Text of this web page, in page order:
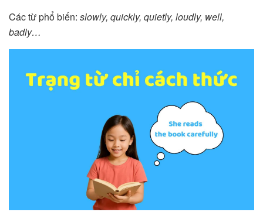
Các từ phổ biến: slowly, quickly, quietly, loudly, well,
badly…